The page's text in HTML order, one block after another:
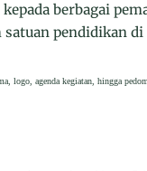
berbagai
pendidikan
logo, agenda kegiatan, hingga